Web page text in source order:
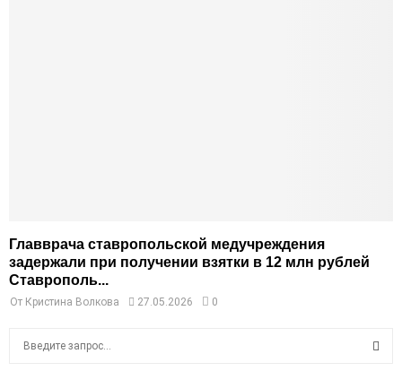
Главврача ставропольской медучреждения
задержали при получении взятки в 12 млн рублей
Ставрополь...
От Кристина Волкова 27.05.2026 0